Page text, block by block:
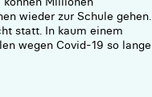
wieder zur Schule gehen.
statt. In kaum einem
wegen Covid-19 so lange